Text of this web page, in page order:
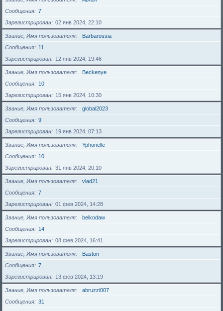
Сообщения
7
Зарегистрирован
02 янв 2024, 22:10
Звание, Имя пользователя
Barbarossia
Сообщения
11
Зарегистрирован
12 янв 2024, 19:46
Звание, Имя пользователя
Beckenye
Сообщения
10
Зарегистрирован
15 янв 2024, 10:30
Звание, Имя пользователя
global2023
Сообщения
9
Зарегистрирован
19 янв 2024, 07:13
Звание, Имя пользователя
Yphonelle
Сообщения
10
Зарегистрирован
31 янв 2024, 20:10
Звание, Имя пользователя
vlad21
Сообщения
7
Зарегистрирован
01 фев 2024, 14:28
Звание, Имя пользователя
belkodaw
Сообщения
14
Зарегистрирован
08 фев 2024, 16:41
Звание, Имя пользователя
Baston
Сообщения
7
Зарегистрирован
13 фев 2024, 13:19
Звание, Имя пользователя
abruzzi007
Сообщения
31